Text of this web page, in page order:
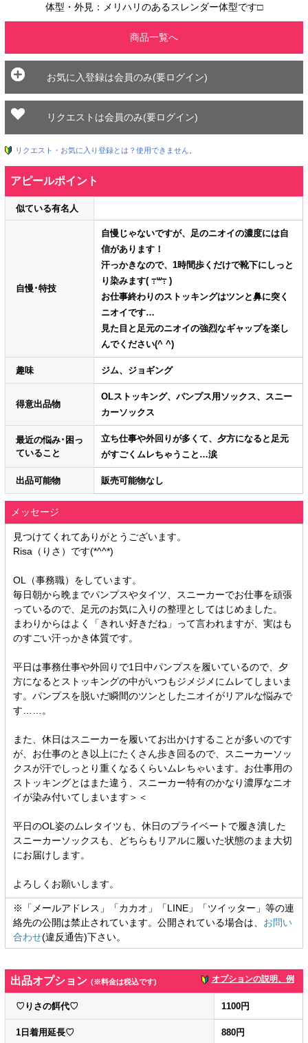
体型・外見：メリハリのあるスレンダー体型です□⁠
商品一覧へ
お気に入登録は会員のみ(要ログイン)
リクエストは会員のみ(要ログイン)
リクエスト・お気に入り登録とは？使用できません。
アピールポイント
似ている有名人
自慢･特技
自慢じゃないですが、足のニオイの濃度には自
信があります！
汗っかきなので、1時間歩くだけで靴下にしっと
り染みます( ߹꒳​߹ )
お仕事終わりのストッキングはツンと鼻に突く
ニオイです…
見た目と足元のニオイの強烈なギャップを楽し
んでください(^ ^)
趣味 ジム、ジョギング
得意出品物
OLストッキング、パンプス用ソックス、スニー
カーソックス⁠
最近の悩み･困っ
ていること
立ち仕事や外回りが多くて、夕方になると足元
がすごくムレちゃうこと…涙⁠
出品可能物 販売可能物なし
メッセージ
見つけてくれてありがとうございます。
Risa（りさ）です(*^^*)
OL（事務職）をしています。
毎日朝から晩までパンプスやタイツ、スニーカーでお仕事を頑張
っているので、足元のお気に入りの整理としてはじめました。
まわりからはよく「きれい好きだね」って言われますが、実はも
のすごい汗っかき体質です。
平日は事務仕事や外回りで1日中パンプスを履いているので、夕
方になるとストッキングの中がいつもジメジメにムレてしまいま
す。パンプスを脱いだ瞬間のツンとしたニオイがリアルな悩みで
す……。
また、休日はスニーカーを履いてお出かけすることが多いのです
が、お仕事のとき以上にたくさん歩き回るので、スニーカーソッ
クスが汗でしっとり重くなるくらいムレちゃいます。お仕事用の
ストッキングとはまた違う、スニーカー特有のかなり濃厚なニオ
イが染み付いてしまいます＞＜
平日のOL姿のムレタイツも、休日のプライベートで履き潰した
スニーカーソックスも、どちらもリアルに履いた状態のまま大切
にお届けします。
よろしくお願いします。
※「メールアドレス」「カカオ」「LINE」「ツイッター」等の連
絡先の公開は禁止されています。公開されている場合は、 お問い
合わせ(違反通告)下さい。
出品オプション (※料金は税込です) オプションの説明、例
♡りさの餌代♡ 1100円
1日着用延長♡ 880円